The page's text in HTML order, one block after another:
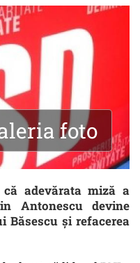
foto
adevărata miză a
Antonescu devine
Băsescu și refacerea